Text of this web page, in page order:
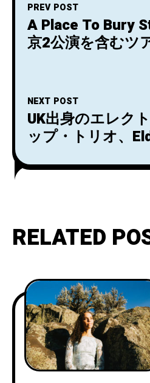
PREV POST
A Place To Bury
京2公演を含むツ
る。
NEXT POST
UK出身のエレク
ップ・トリオ、
EP『Additions
RELATED